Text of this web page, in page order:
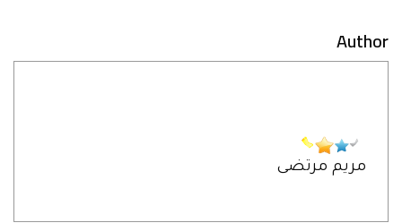
Author
مريم مرتضى